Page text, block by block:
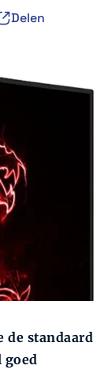
Delen
de standaard
goed